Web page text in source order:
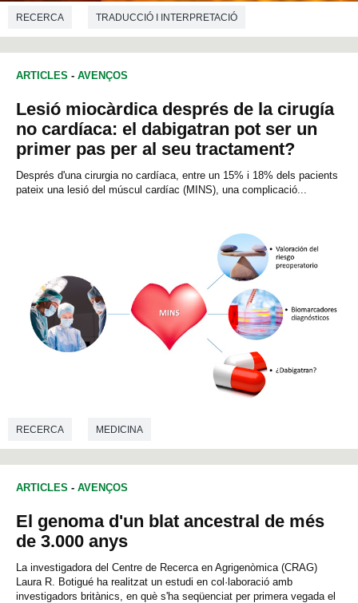
RECERCA TRADUCCIÓ I INTERPRETACIÓ
ARTICLES - AVENÇOS
Lesió miocàrdica després de la cirugía
no cardíaca: el dabigatran pot ser un
primer pas per al seu tractament?
Després d'una cirurgia no cardíaca, entre un 15% i 18% dels pacients
pateix una lesió del múscul cardíac (MINS), una complicació...
RECERCA MEDICINA
ARTICLES - AVENÇOS
El genoma d'un blat ancestral de més
de 3.000 anys
La investigadora del Centre de Recerca en Agrigenòmica (CRAG)
Laura R. Botigué ha realitzat un estudi en col·laboració amb
investigadors britànics, en què s'ha seqüenciat per primera vegada el